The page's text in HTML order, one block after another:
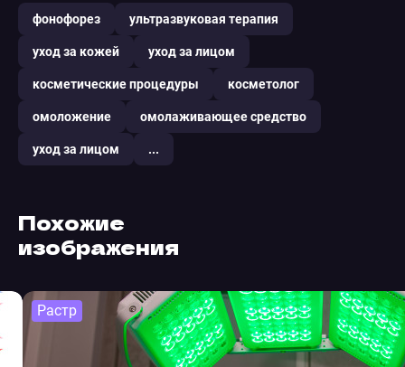
фонофорез ультразвуковая терапия
уход за кожей уход за лицом
косметические процедуры косметолог
омоложение омолаживающее средство
уход за лицом ...
Похожие
изображения
Растр